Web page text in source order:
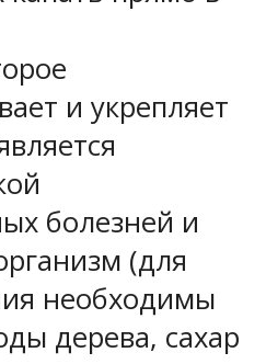
и укрепляет
болезней и
(для
необходимы
дерева, сахар